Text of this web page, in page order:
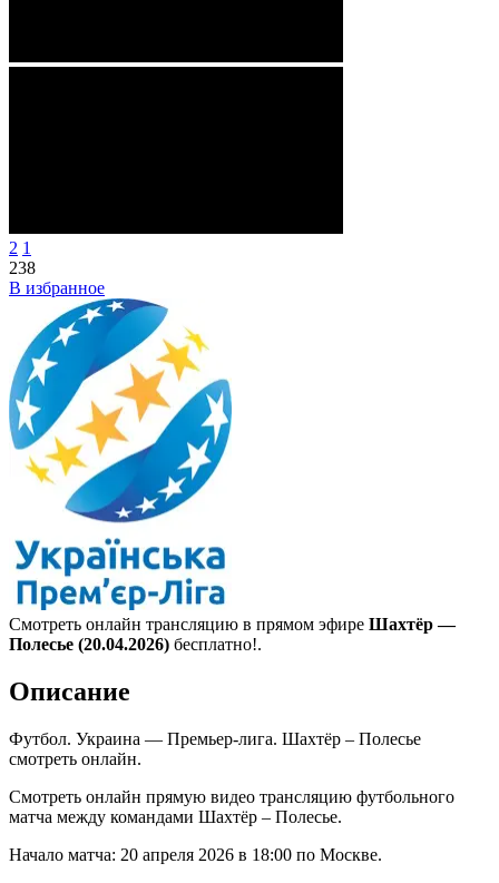
2 1
238
В избранное
Смотреть онлайн трансляцию в прямом эфире Шахтёр —
Полесье (20.04.2026) бесплатно!.
Описание
Футбол. Украина — Премьер-лига. Шахтёр – Полесье
смотреть онлайн.
Смотреть онлайн прямую видео трансляцию футбольного
матча между командами Шахтёр – Полесье.
Начало матча: 20 апреля 2026 в 18:00 по Москве.